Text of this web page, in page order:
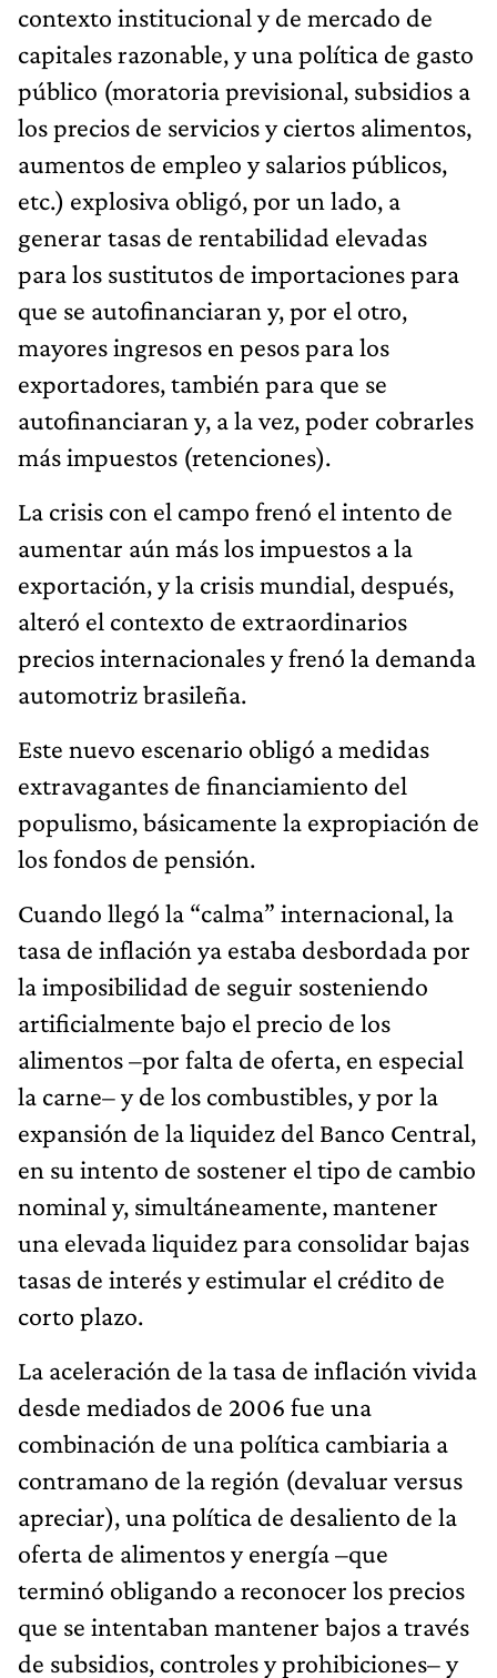
contexto institucional y de mercado de
capitales razonable, y una política de gasto
público (moratoria previsional, subsidios a
los precios de servicios y ciertos alimentos,
aumentos de empleo y salarios públicos,
etc.) explosiva obligó, por un lado, a
generar tasas de rentabilidad elevadas
para los sustitutos de importaciones para
que se autofinanciaran y, por el otro,
mayores ingresos en pesos para los
exportadores, también para que se
autofinanciaran y, a la vez, poder cobrarles
más impuestos (retenciones).
La crisis con el campo frenó el intento de
aumentar aún más los impuestos a la
exportación, y la crisis mundial, después,
alteró el contexto de extraordinarios
precios internacionales y frenó la demanda
automotriz brasileña.
Este nuevo escenario obligó a medidas
extravagantes de financiamiento del
populismo, básicamente la expropiación de
los fondos de pensión.
Cuando llegó la “calma” internacional, la
tasa de inflación ya estaba desbordada por
la imposibilidad de seguir sosteniendo
artificialmente bajo el precio de los
alimentos –por falta de oferta, en especial
la carne– y de los combustibles, y por la
expansión de la liquidez del Banco Central,
en su intento de sostener el tipo de cambio
nominal y, simultáneamente, mantener
una elevada liquidez para consolidar bajas
tasas de interés y estimular el crédito de
corto plazo.
La aceleración de la tasa de inflación vivida
desde mediados de 2006 fue una
combinación de una política cambiaria a
contramano de la región (devaluar versus
apreciar), una política de desaliento de la
oferta de alimentos y energía –que
terminó obligando a reconocer los precios
que se intentaban mantener bajos a través
de subsidios, controles y prohibiciones– y